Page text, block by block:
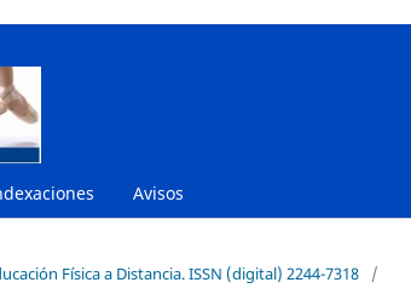
Avisos
Física a Distancia. ISSN (digital) 2244-7318
/